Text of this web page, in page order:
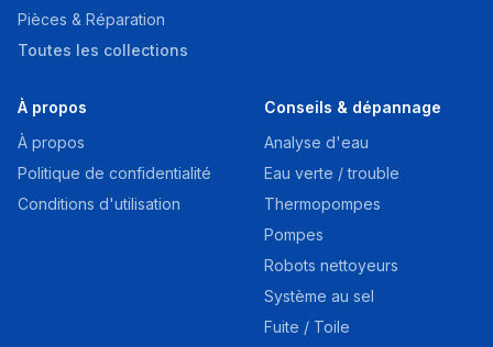
Pièces & Réparation
Toutes les collections
À propos
À propos
Politique de confidentialité
Conditions d'utilisation
Conseils & dépannage
Analyse d'eau
Eau verte / trouble
Thermopompes
Pompes
Robots nettoyeurs
Système au sel
Fuite / Toile